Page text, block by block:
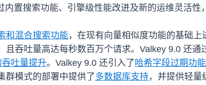
置搜索功能、引擎级性能改进及新的运维灵活性
和混合搜索功能，在现有向量相似度功能的基础
吞吐量高达每秒数百万个请求。Valkey 9.0 还
吐量提升。Valkey 9.0 还引入了哈希字段过期功能
群模式的部署中提供了多数据库支持，并提供轻量